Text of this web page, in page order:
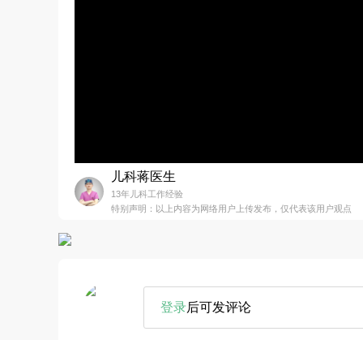
儿科蒋医生
13年儿科工作经验
特别声明：以上内容为网络用户上传发布，仅代表该用户观点
登录后可发评论